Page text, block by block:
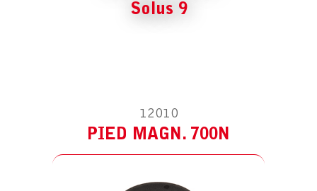
Solus 9
12010
PIED MAGN. 700N